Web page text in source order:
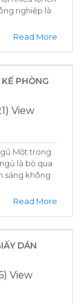
nghiệp là
Read More
PHÒNG
View
Một trong
là bỏ qua
sáng không
Read More
DÁN
View